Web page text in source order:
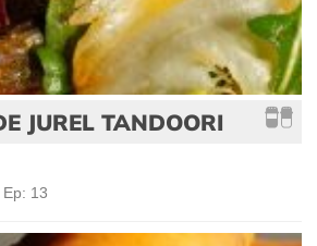
JUREL TANDOORI
Ep: 13